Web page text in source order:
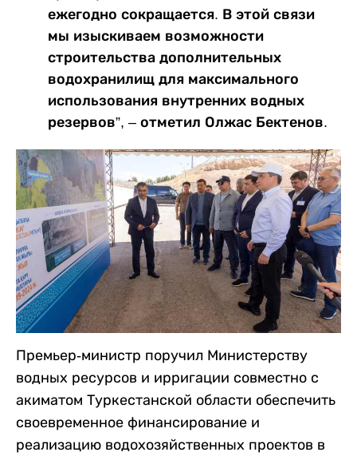
ежегодно сокращается. В этой связи
мы изыскиваем возможности
строительства дополнительных
водохранилищ для максимального
использования внутренних водных
резервов”, – отметил Олжас Бектенов.
Премьер-министр поручил Министерству
водных ресурсов и ирригации совместно с
акиматом Туркестанской области обеспечить
своевременное финансирование и
реализацию водохозяйственных проектов в